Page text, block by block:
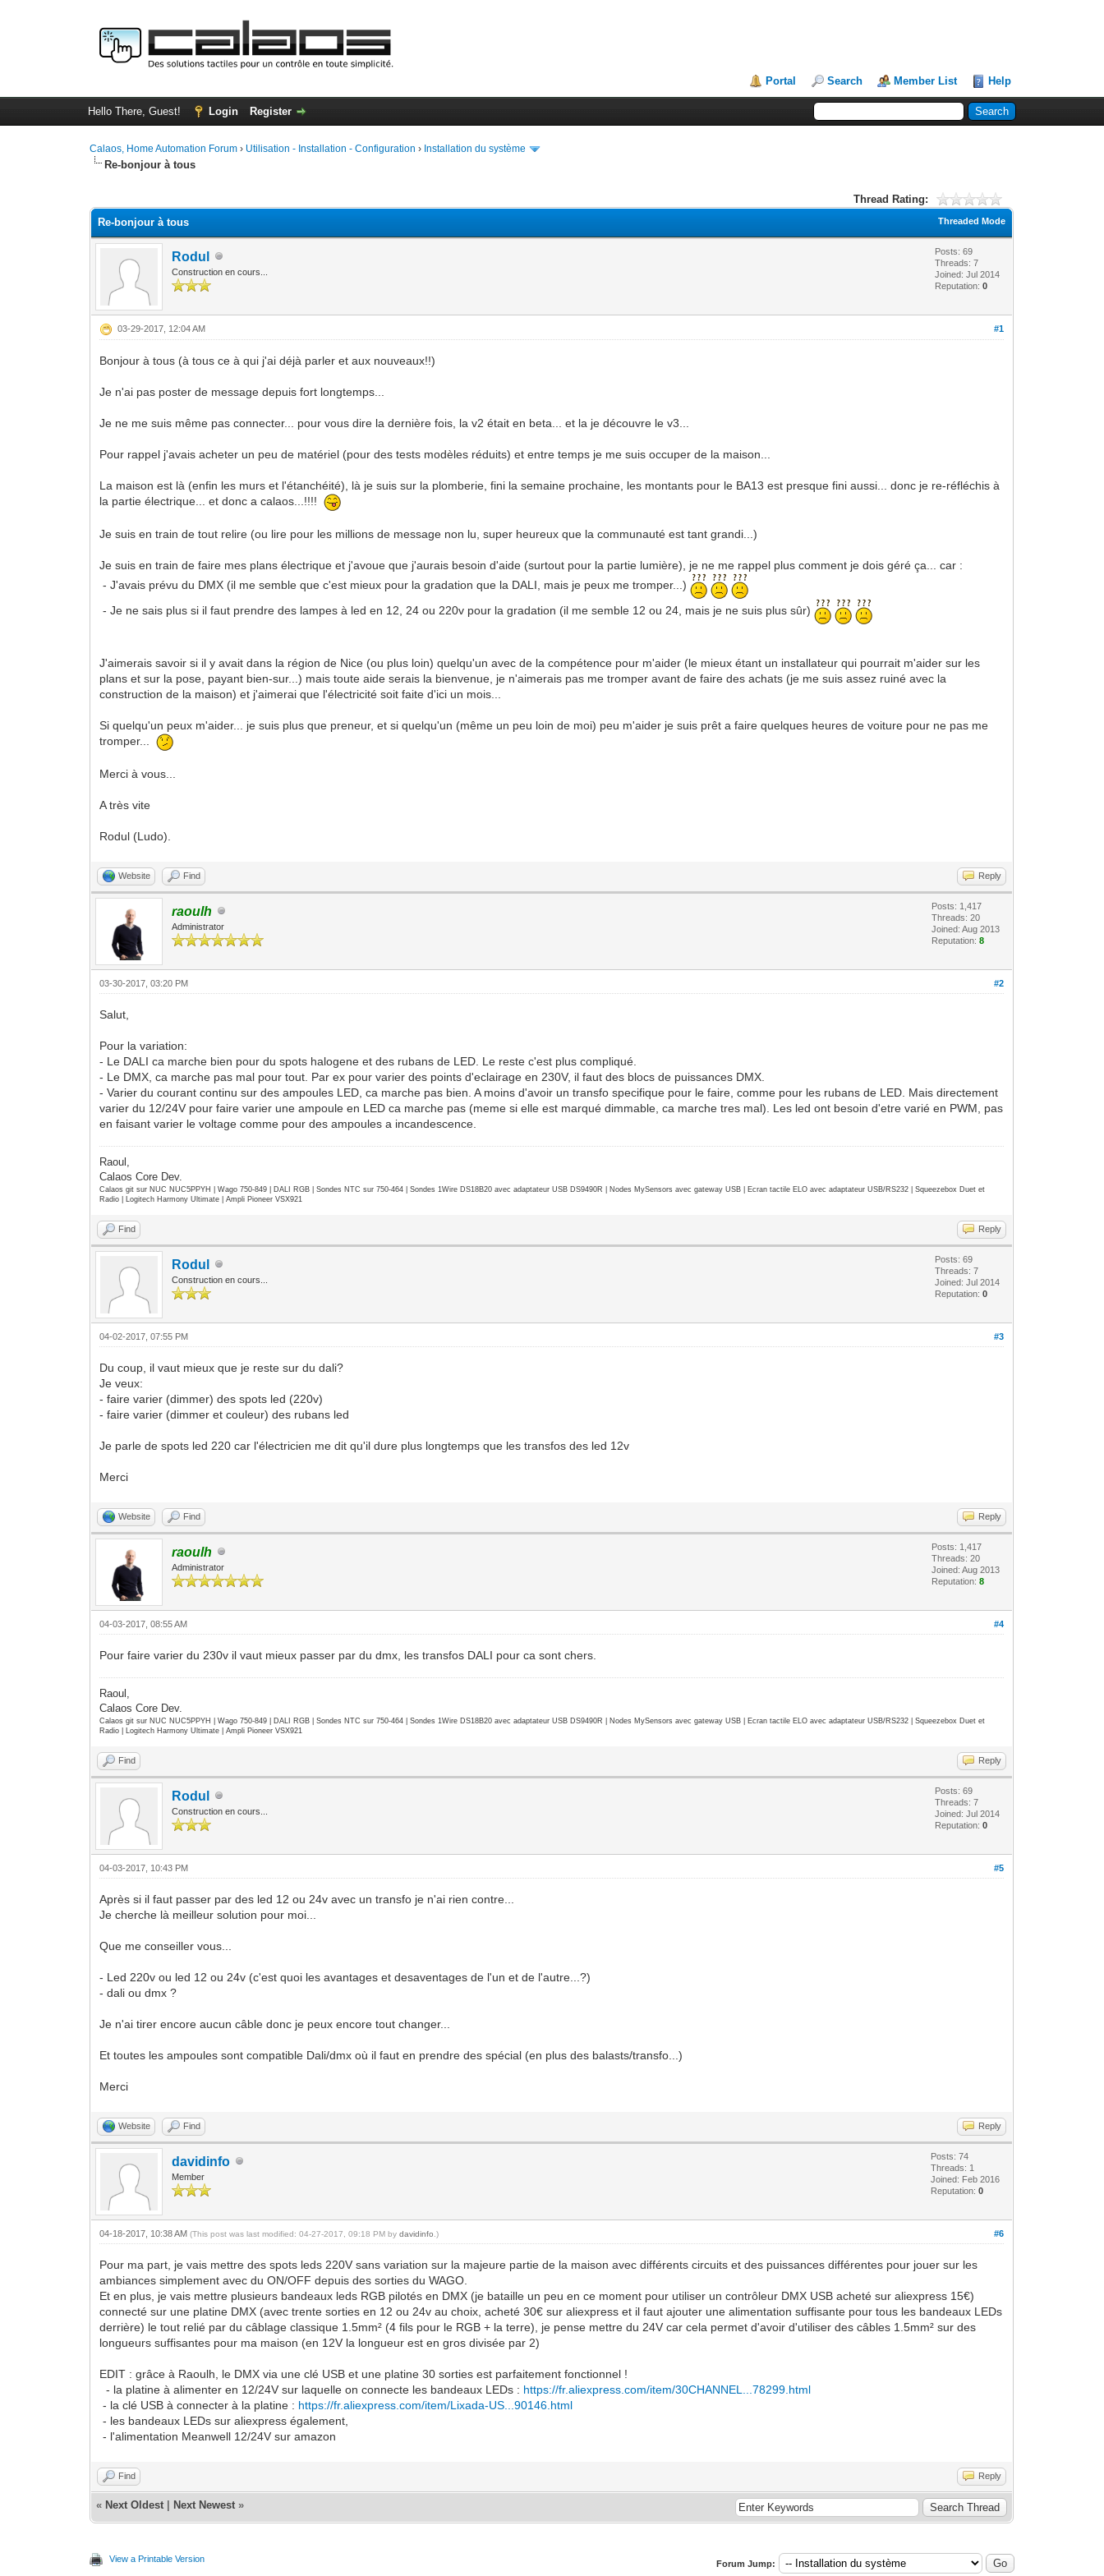
Portal Search Member List Help
Hello There, Guest! Login Register
Calaos, Home Automation Forum › Utilisation - Installation - Configuration › Installation du système
Re-bonjour à tous
Thread Rating:
Threaded Mode
Re-bonjour à tous
Rodul
Construction en cours...
Posts: 69
Threads: 7
Joined: Jul 2014
Reputation:0
#1
03-29-2017, 12:04 AM
Bonjour à tous (à tous ce à qui j'ai déjà parler et aux nouveaux!!)
Je n'ai pas poster de message depuis fort longtemps...
Je ne me suis même pas connecter... pour vous dire la dernière fois, la v2 était en beta... et la je découvre le v3...
Pour rappel j'avais acheter un peu de matériel (pour des tests modèles réduits) et entre temps je me suis occuper de la maison...
La maison est là (enfin les murs et l'étanchéité), là je suis sur la plomberie, fini la semaine prochaine, les montants pour le BA13 est presque fini aussi... donc je re-réfléchis à
la partie électrique... et donc a calaos...!!!!
Je suis en train de tout relire (ou lire pour les millions de message non lu, super heureux que la communauté est tant grandi...)
Je suis en train de faire mes plans électrique et j'avoue que j'aurais besoin d'aide (surtout pour la partie lumière), je ne me rappel plus comment je dois géré ça... car :
- J'avais prévu du DMX (il me semble que c'est mieux pour la gradation que la DALI, mais je peux me tromper...)
- Je ne sais plus si il faut prendre des lampes à led en 12, 24 ou 220v pour la gradation (il me semble 12 ou 24, mais je ne suis plus sûr)
J'aimerais savoir si il y avait dans la région de Nice (ou plus loin) quelqu'un avec de la compétence pour m'aider (le mieux étant un installateur qui pourrait m'aider sur les
plans et sur la pose, payant bien-sur...) mais toute aide serais la bienvenue, je n'aimerais pas me tromper avant de faire des achats (je me suis assez ruiné avec la
construction de la maison) et j'aimerai que l'électricité soit faite d'ici un mois...
Si quelqu'un peux m'aider... je suis plus que preneur, et si quelqu'un (même un peu loin de moi) peu m'aider je suis prêt a faire quelques heures de voiture pour ne pas me
tromper...
Merci à vous...
A très vite
Rodul (Ludo).
Website Find Reply
raoulh
Administrator
Posts: 1,417
Threads: 20
Joined: Aug 2013
Reputation:8
#2
03-30-2017, 03:20 PM
Salut,
Pour la variation:
- Le DALI ca marche bien pour du spots halogene et des rubans de LED. Le reste c'est plus compliqué.
- Le DMX, ca marche pas mal pour tout. Par ex pour varier des points d'eclairage en 230V, il faut des blocs de puissances DMX.
- Varier du courant continu sur des ampoules LED, ca marche pas bien. A moins d'avoir un transfo specifique pour le faire, comme pour les rubans de LED. Mais directement
varier du 12/24V pour faire varier une ampoule en LED ca marche pas (meme si elle est marqué dimmable, ca marche tres mal). Les led ont besoin d'etre varié en PWM, pas
en faisant varier le voltage comme pour des ampoules a incandescence.
Raoul,
Calaos Core Dev.
Calaos git sur NUC NUC5PPYH | Wago 750-849 | DALI RGB | Sondes NTC sur 750-464 | Sondes 1Wire DS18B20 avec adaptateur USB DS9490R | Nodes MySensors avec gateway USB | Ecran tactile ELO avec adaptateur USB/RS232 | Squeezebox Duet et
Radio | Logitech Harmony Ultimate | Ampli Pioneer VSX921
Find Reply
Rodul
Construction en cours...
Posts: 69
Threads: 7
Joined: Jul 2014
Reputation:0
#3
04-02-2017, 07:55 PM
Du coup, il vaut mieux que je reste sur du dali?
Je veux:
- faire varier (dimmer) des spots led (220v)
- faire varier (dimmer et couleur) des rubans led
Je parle de spots led 220 car l'électricien me dit qu'il dure plus longtemps que les transfos des led 12v
Merci
Website Find Reply
raoulh
Administrator
Posts: 1,417
Threads: 20
Joined: Aug 2013
Reputation:8
#4
04-03-2017, 08:55 AM
Pour faire varier du 230v il vaut mieux passer par du dmx, les transfos DALI pour ca sont chers.
Raoul,
Calaos Core Dev.
Calaos git sur NUC NUC5PPYH | Wago 750-849 | DALI RGB | Sondes NTC sur 750-464 | Sondes 1Wire DS18B20 avec adaptateur USB DS9490R | Nodes MySensors avec gateway USB | Ecran tactile ELO avec adaptateur USB/RS232 | Squeezebox Duet et
Radio | Logitech Harmony Ultimate | Ampli Pioneer VSX921
Find Reply
Rodul
Construction en cours...
Posts: 69
Threads: 7
Joined: Jul 2014
Reputation:0
#5
04-03-2017, 10:43 PM
Après si il faut passer par des led 12 ou 24v avec un transfo je n'ai rien contre...
Je cherche là meilleur solution pour moi...
Que me conseiller vous...
- Led 220v ou led 12 ou 24v (c'est quoi les avantages et desaventages de l'un et de l'autre...?)
- dali ou dmx ?
Je n'ai tirer encore aucun câble donc je peux encore tout changer...
Et toutes les ampoules sont compatible Dali/dmx où il faut en prendre des spécial (en plus des balasts/transfo...)
Merci
Website Find Reply
davidinfo
Member
Posts: 74
Threads: 1
Joined: Feb 2016
Reputation:0
#6
04-18-2017, 10:38 AM(This post was last modified: 04-27-2017, 09:18 PM bydavidinfo .)
Pour ma part, je vais mettre des spots leds 220V sans variation sur la majeure partie de la maison avec différents circuits et des puissances différentes pour jouer sur les
ambiances simplement avec du ON/OFF depuis des sorties du WAGO.
Et en plus, je vais mettre plusieurs bandeaux leds RGB pilotés en DMX (je bataille un peu en ce moment pour utiliser un contrôleur DMX USB acheté sur aliexpress 15€)
connecté sur une platine DMX (avec trente sorties en 12 ou 24v au choix, acheté 30€ sur aliexpress et il faut ajouter une alimentation suffisante pour tous les bandeaux LEDs
derrière) le tout relié par du câblage classique 1.5mm² (4 fils pour le RGB + la terre), je pense mettre du 24V car cela permet d'avoir d'utiliser des câbles 1.5mm² sur des
longueurs suffisantes pour ma maison (en 12V la longueur est en gros divisée par 2)
EDIT : grâce à Raoulh, le DMX via une clé USB et une platine 30 sorties est parfaitement fonctionnel !
- la platine à alimenter en 12/24V sur laquelle on connecte les bandeaux LEDs : https://fr.aliexpress.com/item/30CHANNEL...78299.html
- la clé USB à connecter à la platine : https://fr.aliexpress.com/item/Lixada-US...90146.html
- les bandeaux LEDs sur aliexpress également,
- l'alimentation Meanwell 12/24V sur amazon
Find Reply
« Next Oldest Next Newest »
View a Printable Version Forum Jump: